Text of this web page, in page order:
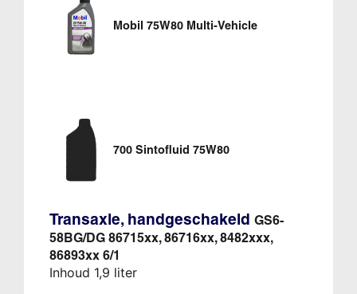
Mobil 75W80 Multi-Vehicle
700 Sintofluid 75W80
Transaxle, handgeschakeld GS6-
58BG/DG 86715xx, 86716xx, 8482xxx,
86893xx 6/1
Inhoud 1,9 liter